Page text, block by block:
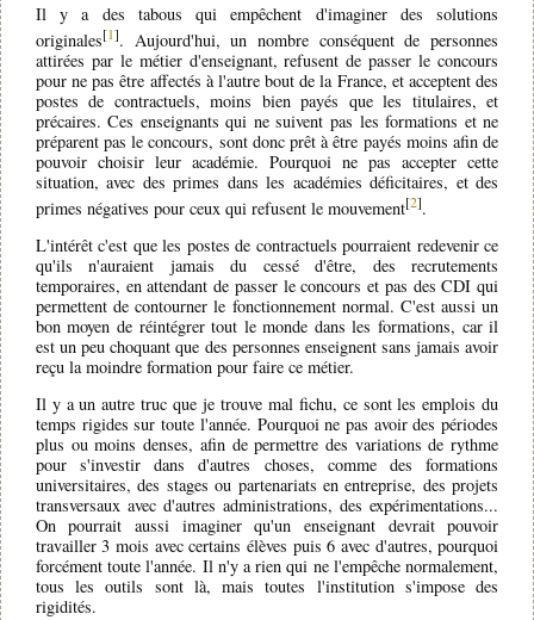
Il y a des tabous qui empêchent d'imaginer des solutions
originales[1]. Aujourd'hui, un nombre conséquent de personnes
attirées par le métier d'enseignant, refusent de passer le concours
pour ne pas être affectés à l'autre bout de la France, et acceptent des
postes de contractuels, moins bien payés que les titulaires, et
précaires. Ces enseignants qui ne suivent pas les formations et ne
préparent pas le concours, sont donc prêt à être payés moins afin de
pouvoir choisir leur académie. Pourquoi ne pas accepter cette
situation, avec des primes dans les académies déficitaires, et des
primes négatives pour ceux qui refusent le mouvement[2].
L'intérêt c'est que les postes de contractuels pourraient redevenir ce
qu'ils n'auraient jamais du cessé d'être, des recrutements
temporaires, en attendant de passer le concours et pas des CDI qui
permettent de contourner le fonctionnement normal. C'est aussi un
bon moyen de réintégrer tout le monde dans les formations, car il
est un peu choquant que des personnes enseignent sans jamais avoir
reçu la moindre formation pour faire ce métier.
Il y a un autre truc que je trouve mal fichu, ce sont les emplois du
temps rigides sur toute l'année. Pourquoi ne pas avoir des périodes
plus ou moins denses, afin de permettre des variations de rythme
pour s'investir dans d'autres choses, comme des formations
universitaires, des stages ou partenariats en entreprise, des projets
transversaux avec d'autres administrations, des expérimentations...
On pourrait aussi imaginer qu'un enseignant devrait pouvoir
travailler 3 mois avec certains élèves puis 6 avec d'autres, pourquoi
forcément toute l'année. Il n'y a rien qui ne l'empêche normalement,
tous les outils sont là, mais toutes l'institution s'impose des
rigidités.